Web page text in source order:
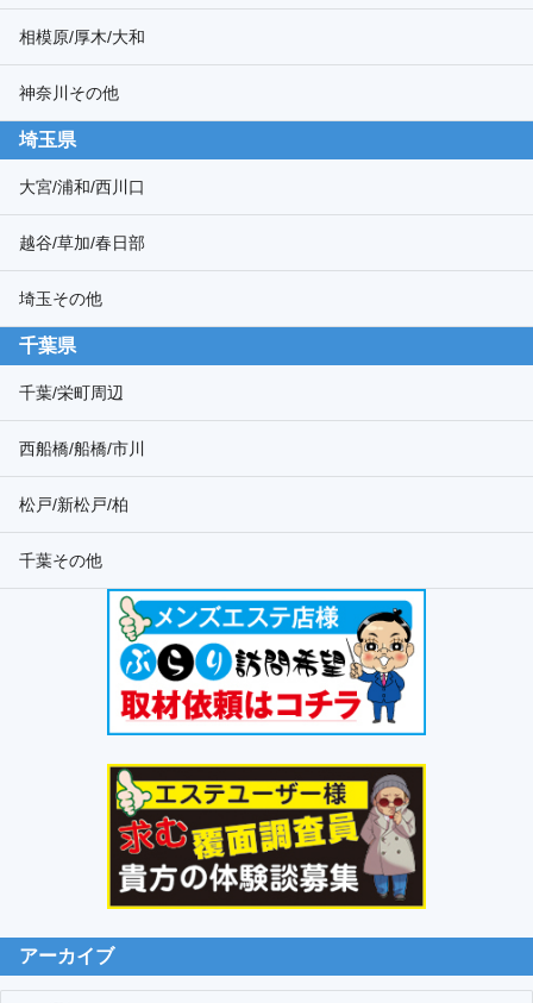
相模原/厚木/大和
神奈川その他
埼玉県
大宮/浦和/西川口
越谷/草加/春日部
埼玉その他
千葉県
千葉/栄町周辺
西船橋/船橋/市川
松戸/新松戸/柏
千葉その他
アーカイブ
ア